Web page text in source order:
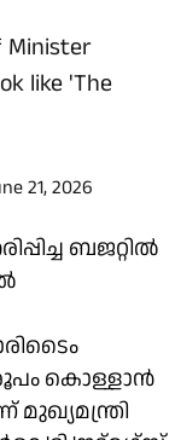
Minister
like 'The
21, 2026
ബജറ്റില്‍
കൊള്ളാൻ
മുഖ്യമന്ത്രി